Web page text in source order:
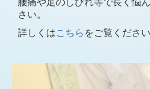
さい。
詳しくはこちら をご覧ください